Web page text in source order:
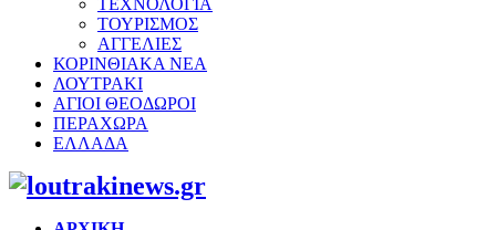
ΤΕΧΝΟΛΟΓΙΑ
ΤΟΥΡΙΣΜΟΣ
ΑΓΓΕΛΙΕΣ
ΚΟΡΙΝΘΙΑΚΑ ΝΕΑ
ΛΟΥΤΡΑΚΙ
ΑΓΙΟΙ ΘΕΟΔΩΡΟΙ
ΠΕΡΑΧΩΡΑ
ΕΛΛΑΔΑ
Facebook
Twitter
Instagram
Pinterest
Youtube